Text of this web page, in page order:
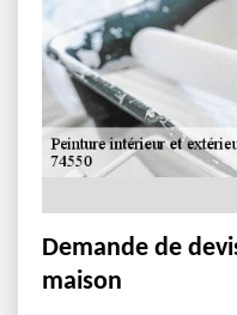
Demande de
maison